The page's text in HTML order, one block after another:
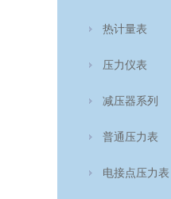
热计量表
压力仪表
减压器系列
普通压力表
电接点压力表